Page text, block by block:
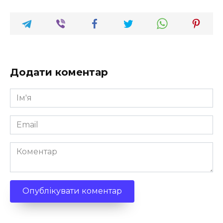
Додати коментар
Ім'я
*
Email
*
Коментар